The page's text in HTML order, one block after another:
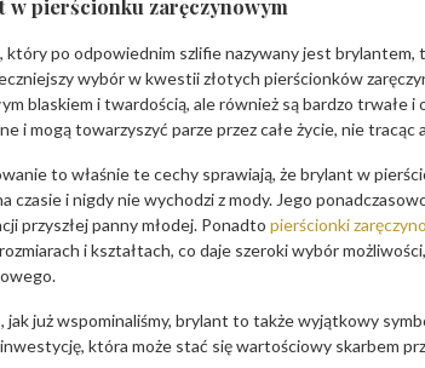
w pierścionku zaręczynowym
który po odpowiednim szlifie nazywany jest
wybór w kwestii złotych pierścionków
blaskiem i twardością, ale również są bardzo trwałe
i mogą towarzyszyć parze przez całe życie, nie tracąc
to właśnie te cechy sprawiają, że brylant w
czasie i nigdy nie wychodzi z mody. Jego
przyszłej panny młodej. Ponadto pierścionki
i kształtach, co daje szeroki wybór
jak już wspominaliśmy, brylant to także wyjątkowy
która może stać się wartościowy skarbem